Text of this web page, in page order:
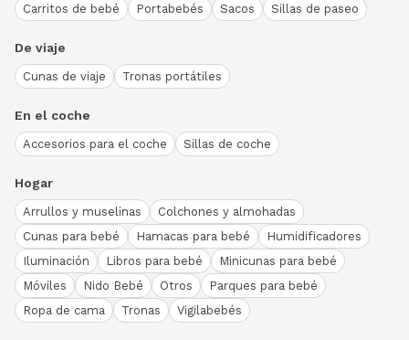
Carritos de bebé
Portabebés Sacos Sillas de paseo
De viaje
Cunas de viaje Tronas portátiles
En el coche
Accesorios para el coche Sillas de coche
Hogar
Arrullos y muselinas
Colchones y almohadas
Cunas para bebé
Hamacas para bebé
Humidificadores
Iluminación
Libros para bebé
Minicunas para bebé
Móviles
Nido Bebé Otros
Parques para bebé
Ropa de cama
Tronas Vigilabebés